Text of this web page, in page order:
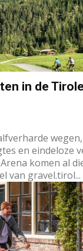
in de
en eindeloze
komen al
van gravel.tirol...